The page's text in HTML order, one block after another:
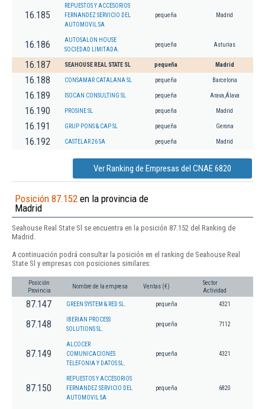
16.185
REPUESTOS Y ACCESORIOS
FERNANDEZ SERVICIO DEL
AUTOMOVIL SA
pequeña Madrid
16.186
AUTOSALON HOUSE
SOCIEDAD LIMITADA.
pequeña Asturias
16.187 SEAHOUSE REAL STATE SL pequeña Madrid
16.188 CONSAMAR CATALANA SL pequeña Barcelona
16.189 ISOCAN CONSULTING SL pequeña Arava,Álava
16.190 PROSINE SL pequeña Madrid
16.191 GRUP PONS & CAP SL pequeña Gerona
16.192 CASTELAR 26 SA pequeña Madrid
Ver Ranking de Empresas del CNAE 6820
Posición 87.152 en la provincia de
Madrid
Seahouse Real State Sl se encuentra en la posición 87.152 del Ranking de
Madrid.
A continuación podrá consultar la posición en el ranking de Seahouse Real
State Sl y empresas con posiciones similares:
Posición
Provincia
Nombre de la empresa Ventas (€)
Sector
Actividad
87.147 GREEN SYSTEM & RED SL. pequeña 4321
87.148
IBERIAN PROCESS
SOLUTIONS SL.
pequeña 7112
87.149
ALCOCER
COMUNICACIONES
TELEFONIA Y DATOS SL.
pequeña 4321
87.150
REPUESTOS Y ACCESORIOS
FERNANDEZ SERVICIO DEL
AUTOMOVIL SA
pequeña 6820